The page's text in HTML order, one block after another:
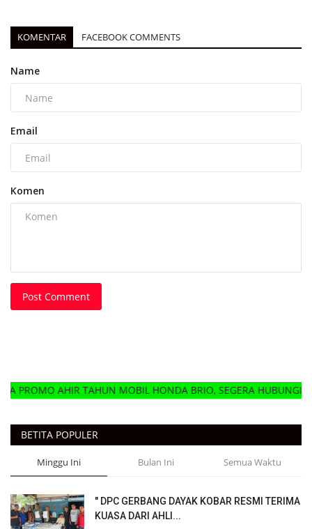
KOMENTAR FACEBOOK COMMENTS
Name
Email
Komen
Post Comment
TAHUN MOBIL HONDA BRIO, SEGERA HUBUNGI DELER HONDA
BETITA POPULER
Minggu Ini Bulan Ini Semua Waktu
" DPC GERBANG DAYAK KOBAR RESMI TERIMA
KUASA DARI AHLI...